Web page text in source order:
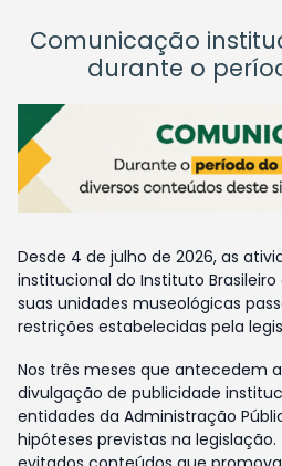
Comunicação
durante o
Desde 4 de julho de 2026, as
institucional do Instituto
suas unidades museológicas
restrições estabelecidas pela
Nos três meses que antecedem
divulgação de publicidade
entidades da Administração
hipóteses previstas na